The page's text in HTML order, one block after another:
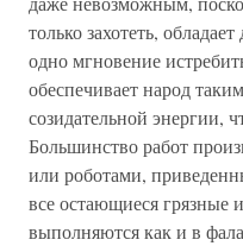
только захотеть,
одно мгновение
обеспечивает народ
созидательной энергии,
Большинство работ
или роботами,
все остающиеся грязные
выполняются как и в